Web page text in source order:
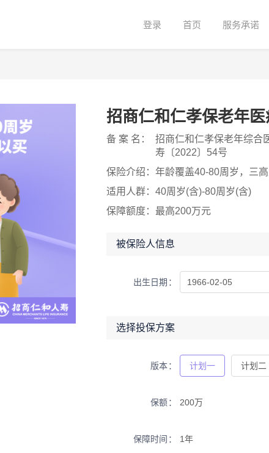
登录 首页 服务承诺
招商仁和仁孝保老年
备 案 名：
招商仁和仁孝保老年综合
寿〔2022〕54号
保险介绍： 年龄覆盖40-80周岁，三
适用人群： 40周岁(含)-80周岁(含)
保障额度： 最高200万元
被保险人信息
出生日期
选择投保方案
版本 计划一 计划二
保额 200万
保障时间 1年